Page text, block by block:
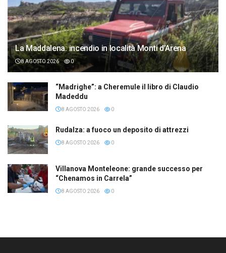
La Maddalena: incendio in località Monti d’Arena
8 AGOSTO 2026 0
“Madrighe”: a Cheremule il libro di Claudio
Madeddu
8 AGOSTO 2026 0
Rudalza: a fuoco un deposito di attrezzi
8 AGOSTO 2026 0
Villanova Monteleone: grande successo per
“Chenamos in Carrela”
8 AGOSTO 2026 0